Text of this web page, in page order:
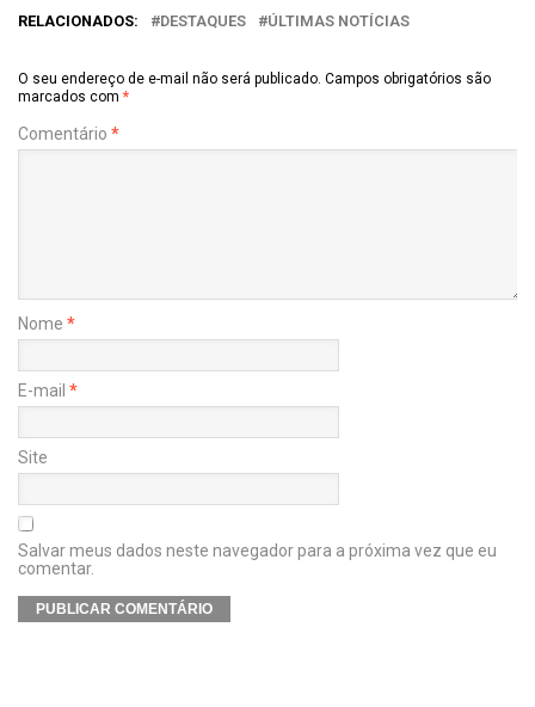
RELACIONADOS: DESTAQUES ÚLTIMAS NOTÍCIAS
O seu endereço de e-mail não será publicado. Campos obrigatórios são
marcados com *
Comentário *
Nome *
E-mail *
Site
Salvar meus dados neste navegador para a próxima vez que eu
comentar.